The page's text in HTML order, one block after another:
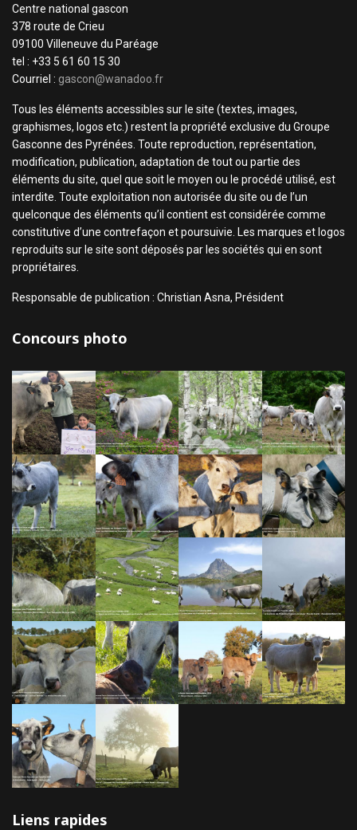
Centre national gascon
378 route de Crieu
09100 Villeneuve du Paréage
tel : +33 5 61 60 15 30
Courriel : gascon@wanadoo.fr
Tous les éléments accessibles sur le site (textes, images,
graphismes, logos etc.) restent la propriété exclusive du Groupe
Gasconne des Pyrénées. Toute reproduction, représentation,
modification, publication, adaptation de tout ou partie des
éléments du site, quel que soit le moyen ou le procédé utilisé, est
interdite. Toute exploitation non autorisée du site ou de l’un
quelconque des éléments qu’il contient est considérée comme
constitutive d’une contrefaçon et poursuivie. Les marques et logos
reproduits sur le site sont déposés par les sociétés qui en sont
propriétaires.
Responsable de publication : Christian Asna, Président
Concours photo
Liens rapides